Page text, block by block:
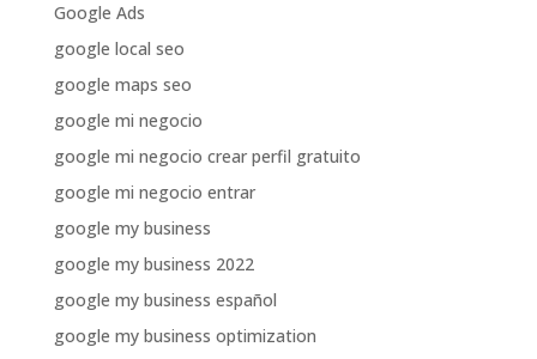
Google Ads
google local seo
google maps seo
google mi negocio
google mi negocio crear perfil gratuito
google mi negocio entrar
google my business
google my business 2022
google my business español
google my business optimization